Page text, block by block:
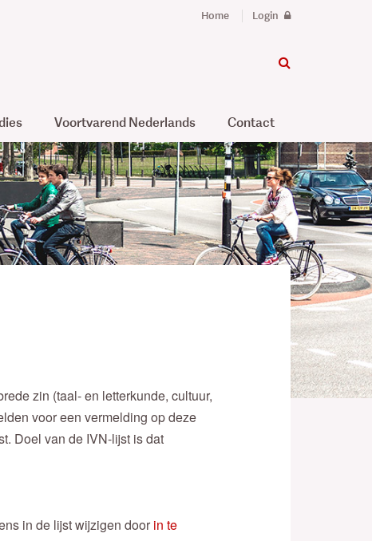
Home Login
Voortvarend Nederlands Contact
zin (taal- en letterkunde, cultuur,
voor een vermelding op deze
Doel van de IVN-lijst is dat
in de lijst wijzigen door in te